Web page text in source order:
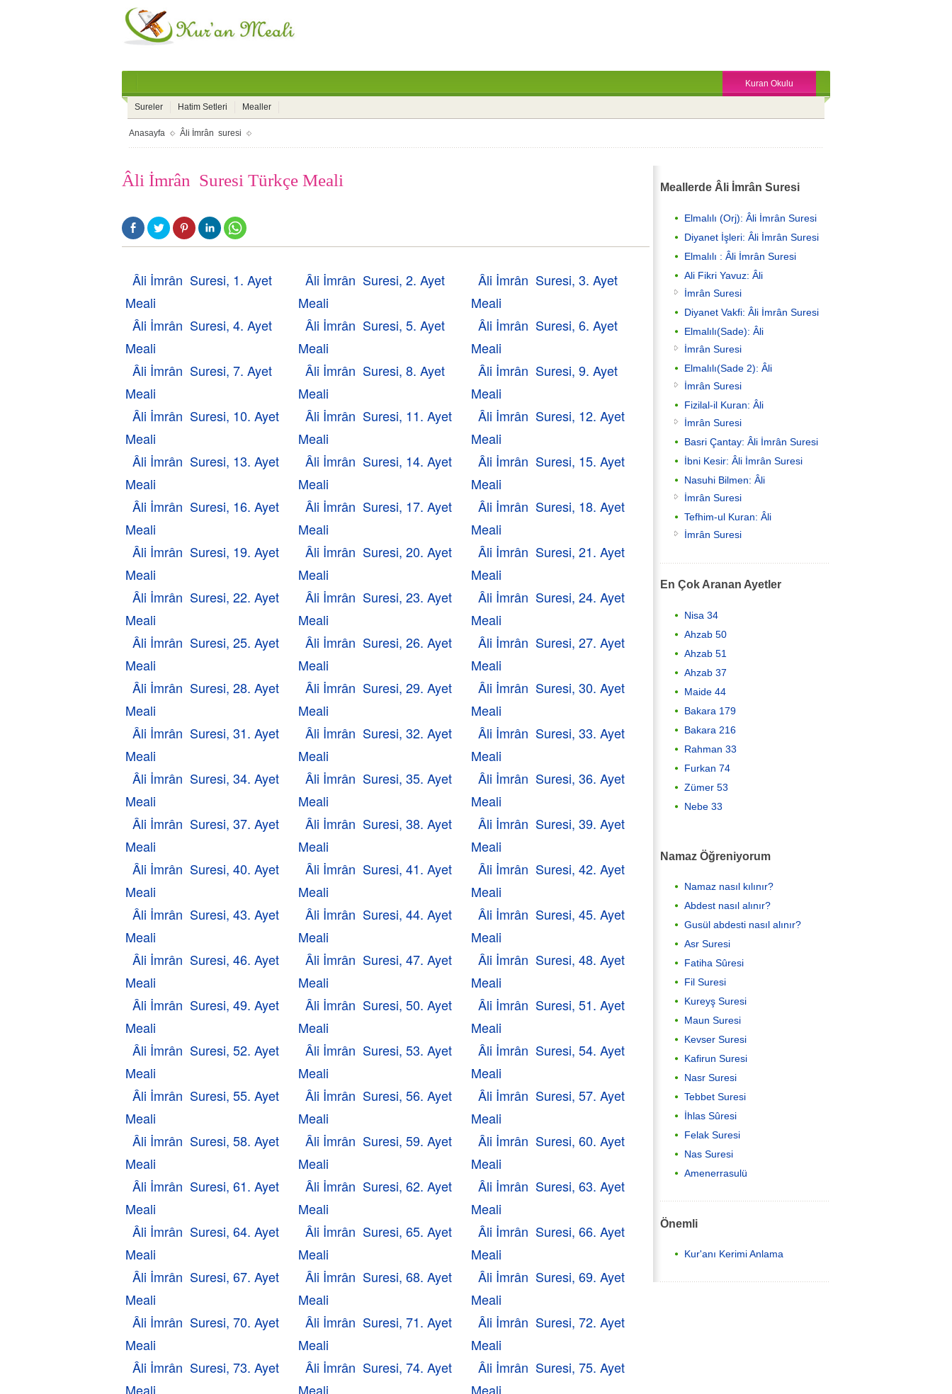
Kuran Okulu
Sureler Hatim Setleri Mealler
Anasayfa Âli İmrân suresi
Âli İmrân Suresi Türkçe Meali
Âli İmrân Suresi, 1. Ayet
Meali
Âli İmrân Suresi, 2. Ayet
Meali
Âli İmrân Suresi, 3. Ayet
Meali
Âli İmrân Suresi, 4. Ayet
Meali
Âli İmrân Suresi, 5. Ayet
Meali
Âli İmrân Suresi, 6. Ayet
Meali
Âli İmrân Suresi, 7. Ayet
Meali
Âli İmrân Suresi, 8. Ayet
Meali
Âli İmrân Suresi, 9. Ayet
Meali
Âli İmrân Suresi, 10. Ayet
Meali
Âli İmrân Suresi, 11. Ayet
Meali
Âli İmrân Suresi, 12. Ayet
Meali
Âli İmrân Suresi, 13. Ayet
Meali
Âli İmrân Suresi, 14. Ayet
Meali
Âli İmrân Suresi, 15. Ayet
Meali
Âli İmrân Suresi, 16. Ayet
Meali
Âli İmrân Suresi, 17. Ayet
Meali
Âli İmrân Suresi, 18. Ayet
Meali
Âli İmrân Suresi, 19. Ayet
Meali
Âli İmrân Suresi, 20. Ayet
Meali
Âli İmrân Suresi, 21. Ayet
Meali
Âli İmrân Suresi, 22. Ayet
Meali
Âli İmrân Suresi, 23. Ayet
Meali
Âli İmrân Suresi, 24. Ayet
Meali
Âli İmrân Suresi, 25. Ayet
Meali
Âli İmrân Suresi, 26. Ayet
Meali
Âli İmrân Suresi, 27. Ayet
Meali
Âli İmrân Suresi, 28. Ayet
Meali
Âli İmrân Suresi, 29. Ayet
Meali
Âli İmrân Suresi, 30. Ayet
Meali
Âli İmrân Suresi, 31. Ayet
Meali
Âli İmrân Suresi, 32. Ayet
Meali
Âli İmrân Suresi, 33. Ayet
Meali
Âli İmrân Suresi, 34. Ayet
Meali
Âli İmrân Suresi, 35. Ayet
Meali
Âli İmrân Suresi, 36. Ayet
Meali
Âli İmrân Suresi, 37. Ayet
Meali
Âli İmrân Suresi, 38. Ayet
Meali
Âli İmrân Suresi, 39. Ayet
Meali
Âli İmrân Suresi, 40. Ayet
Meali
Âli İmrân Suresi, 41. Ayet
Meali
Âli İmrân Suresi, 42. Ayet
Meali
Âli İmrân Suresi, 43. Ayet
Meali
Âli İmrân Suresi, 44. Ayet
Meali
Âli İmrân Suresi, 45. Ayet
Meali
Âli İmrân Suresi, 46. Ayet
Meali
Âli İmrân Suresi, 47. Ayet
Meali
Âli İmrân Suresi, 48. Ayet
Meali
Âli İmrân Suresi, 49. Ayet
Meali
Âli İmrân Suresi, 50. Ayet
Meali
Âli İmrân Suresi, 51. Ayet
Meali
Âli İmrân Suresi, 52. Ayet
Meali
Âli İmrân Suresi, 53. Ayet
Meali
Âli İmrân Suresi, 54. Ayet
Meali
Âli İmrân Suresi, 55. Ayet
Meali
Âli İmrân Suresi, 56. Ayet
Meali
Âli İmrân Suresi, 57. Ayet
Meali
Âli İmrân Suresi, 58. Ayet
Meali
Âli İmrân Suresi, 59. Ayet
Meali
Âli İmrân Suresi, 60. Ayet
Meali
Âli İmrân Suresi, 61. Ayet
Meali
Âli İmrân Suresi, 62. Ayet
Meali
Âli İmrân Suresi, 63. Ayet
Meali
Âli İmrân Suresi, 64. Ayet
Meali
Âli İmrân Suresi, 65. Ayet
Meali
Âli İmrân Suresi, 66. Ayet
Meali
Âli İmrân Suresi, 67. Ayet
Meali
Âli İmrân Suresi, 68. Ayet
Meali
Âli İmrân Suresi, 69. Ayet
Meali
Âli İmrân Suresi, 70. Ayet
Meali
Âli İmrân Suresi, 71. Ayet
Meali
Âli İmrân Suresi, 72. Ayet
Meali
Âli İmrân Suresi, 73. Ayet
Meali
Âli İmrân Suresi, 74. Ayet
Meali
Âli İmrân Suresi, 75. Ayet
Meali
Meallerde Âli İmrân Suresi
Elmalılı (Orj): Âli İmrân Suresi
Diyanet İşleri: Âli İmrân Suresi
Elmalılı : Âli İmrân Suresi
Ali Fikri Yavuz: Âli
İmrân Suresi
Diyanet Vakfi: Âli İmrân Suresi
Elmalılı(Sade): Âli
İmrân Suresi
Elmalılı(Sade 2): Âli
İmrân Suresi
Fizilal-il Kuran: Âli
İmrân Suresi
Basri Çantay: Âli İmrân Suresi
İbni Kesir: Âli İmrân Suresi
Nasuhi Bilmen: Âli
İmrân Suresi
Tefhim-ul Kuran: Âli
İmrân Suresi
En Çok Aranan Ayetler
Nisa 34
Ahzab 50
Ahzab 51
Ahzab 37
Maide 44
Bakara 179
Bakara 216
Rahman 33
Furkan 74
Zümer 53
Nebe 33
Namaz Öğreniyorum
Namaz nasıl kılınır?
Abdest nasıl alınır?
Gusül abdesti nasıl alınır?
Asr Suresi
Fatiha Sûresi
Fil Suresi
Kureyş Suresi
Maun Suresi
Kevser Suresi
Kafirun Suresi
Nasr Suresi
Tebbet Suresi
İhlas Sûresi
Felak Suresi
Nas Suresi
Amenerrasulü
Önemli
Kur'anı Kerimi Anlama